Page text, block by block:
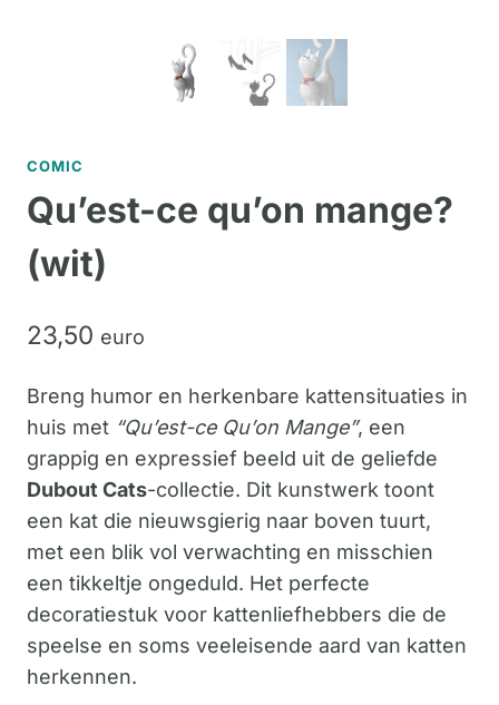
COMIC
Qu’est-ce qu’on mange?
(wit)
23,50 euro
Breng humor en herkenbare kattensituaties in
huis met “Qu’est-ce Qu’on Mange”, een
grappig en expressief beeld uit de geliefde
Dubout Cats-collectie. Dit kunstwerk toont
een kat die nieuwsgierig naar boven tuurt,
met een blik vol verwachting en misschien
een tikkeltje ongeduld. Het perfecte
decoratiestuk voor kattenliefhebbers die de
speelse en soms veeleisende aard van katten
herkennen.